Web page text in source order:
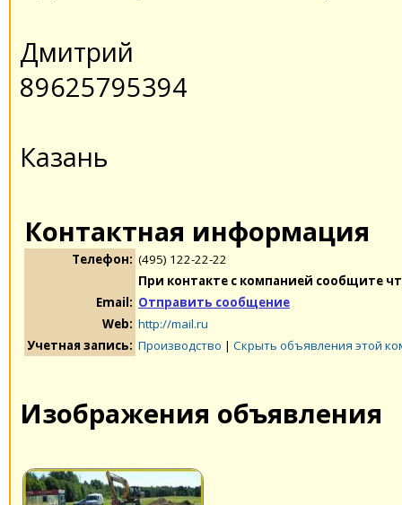
Дмитрий
89625795394
Казань
Контактная информация
Телефон: (495) 122-22-22
При контакте с компанией сообщите
Email: Отправить сообщение
Web: http://mail.ru
Учетная запись: Производство | Скрыть объявления этой
Изображения объявления